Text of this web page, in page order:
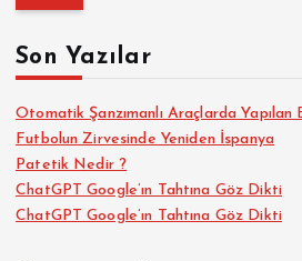
m
:Son Yazılar
Otomatik Şanzımanlı Araçlarda
Futbolun Zirvesinde Yeniden İspanya
Patetik Nedir ?
ChatGPT Google’ın Tahtına Göz Dikti
ChatGPT Google’ın Tahtına Göz Dikti